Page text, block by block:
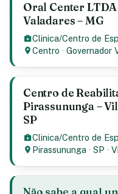
Oral Center
Valadares – MG
Clinica/Centro de
Centro ·Governador
Centro de
Pirassununga –
SP
Clinica/Centro de
Pirassununga ·SP ·
Não sabe a qual